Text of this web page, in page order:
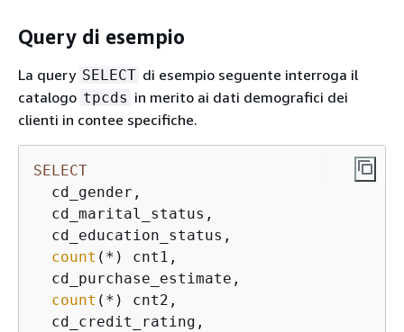
Query di esempio
La query SELECT di esempio seguente interroga il
catalogo tpcds in merito ai dati demografici dei
clienti in contee specifiche.
SELECT
  cd_gender,
  cd_marital_status,
  cd_education_status,
count ( * ) cnt1,
  cd_purchase_estimate,
count ( * ) cnt2,
  cd_credit_rating,